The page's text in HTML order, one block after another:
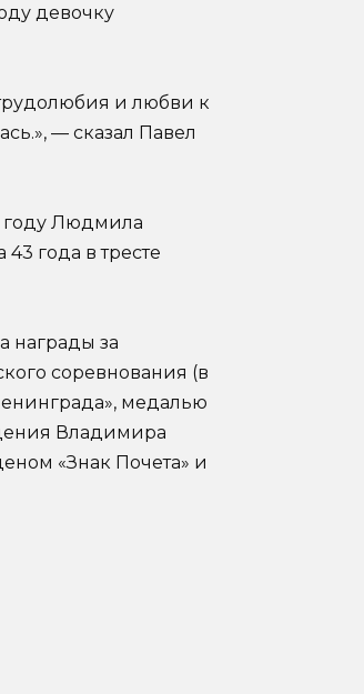
девочку
и любви к
— сказал Павел
году Людмила
года в тресте
награды за
соревнования (в
медалью
Владимира
«Знак Почета» и